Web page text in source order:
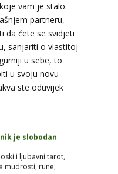
vam je stalo.
partneru,
da ćete se svidjeti
sanjariti o vlastitoj
u sebe, to
u svoju novu
ste oduvijek
pozitivne
vašim brojevima
600
min
i ljubavni tarot,
mudrosti, rune,